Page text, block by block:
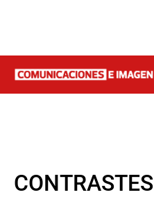
CONTRASTES